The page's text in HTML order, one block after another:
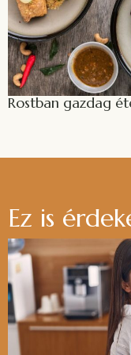
Rostban gazdag
Ez is